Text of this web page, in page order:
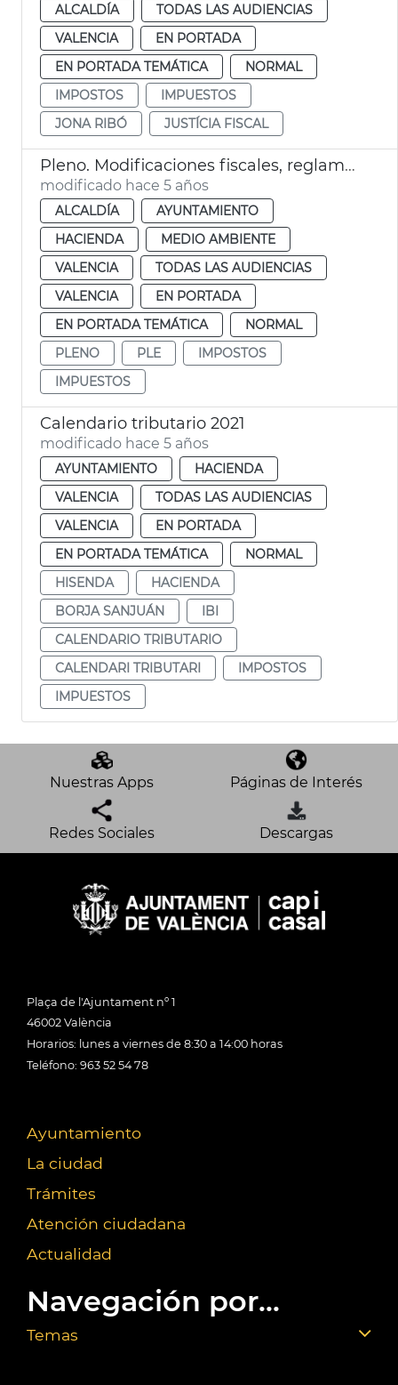
ALCALDÍA
TODAS LAS AUDIENCIAS
VALENCIA
EN PORTADA
EN PORTADA TEMÁTICA
NORMAL
IMPOSTOS
IMPUESTOS
JONA RIBÓ
JUSTÍCIA FISCAL
Pleno. Modificaciones fiscales, reglamento orgánico, vivienda y urbanismo
modificado hace 5 años
ALCALDÍA
AYUNTAMIENTO
HACIENDA
MEDIO AMBIENTE
VALENCIA
TODAS LAS AUDIENCIAS
VALENCIA
EN PORTADA
EN PORTADA TEMÁTICA
NORMAL
PLENO
PLE
IMPOSTOS
IMPUESTOS
Calendario tributario 2021
modificado hace 5 años
AYUNTAMIENTO
HACIENDA
VALENCIA
TODAS LAS AUDIENCIAS
VALENCIA
EN PORTADA
EN PORTADA TEMÁTICA
NORMAL
HISENDA
HACIENDA
BORJA SANJUÁN
IBI
CALENDARIO TRIBUTARIO
CALENDARI TRIBUTARI
IMPOSTOS
IMPUESTOS
Nuestras Apps Páginas de Interés
Redes Sociales Descargas
Plaça de l'Ajuntament nº 1
46002 València
Horarios: lunes a viernes de 8:30 a 14:00 horas
Teléfono: 963 52 54 78
Ayuntamiento
La ciudad
Trámites
Atención ciudadana
Actualidad
Navegación por...
Temas